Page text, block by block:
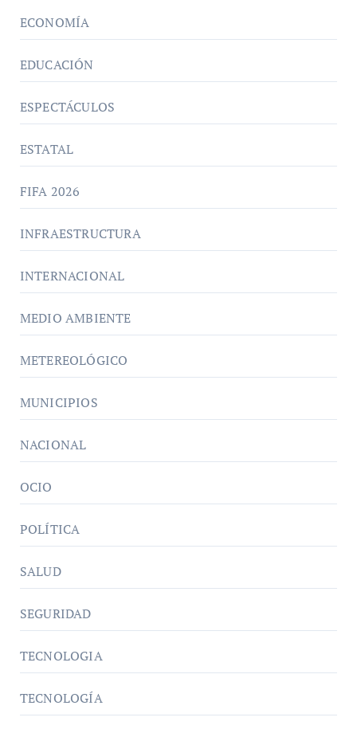
ECONOMÍA
EDUCACIÓN
ESPECTÁCULOS
ESTATAL
FIFA 2026
INFRAESTRUCTURA
INTERNACIONAL
MEDIO AMBIENTE
METEREOLÓGICO
MUNICIPIOS
NACIONAL
OCIO
POLÍTICA
SALUD
SEGURIDAD
TECNOLOGIA
TECNOLOGÍA